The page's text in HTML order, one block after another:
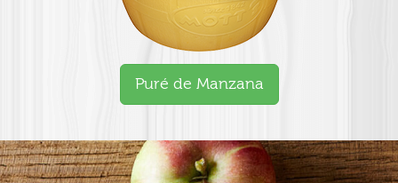
Puré de Manzana